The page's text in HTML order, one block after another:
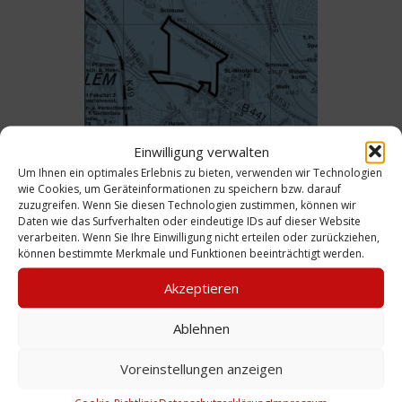
Einwilligung verwalten
Um Ihnen ein optimales Erlebnis zu bieten, verwenden wir Technologien
wie Cookies, um Geräteinformationen zu speichern bzw. darauf
zuzugreifen. Wenn Sie diesen Technologien zustimmen, können wir
Daten wie das Surfverhalten oder eindeutige IDs auf dieser Website
verarbeiten. Wenn Sie Ihre Einwilligung nicht erteilen oder zurückziehen,
können bestimmte Merkmale und Funktionen beeinträchtigt werden.
Akzeptieren
Ablehnen
Voreinstellungen anzeigen
Bebauungsplan: Nr. 1535 Wasserstadt
Limmer Ost, 2016
Weiterlesen